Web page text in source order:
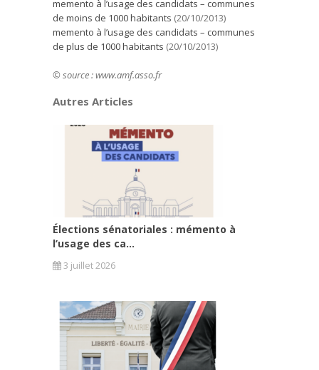
memento à l’usage des candidats – communes
de moins de 1000 habitants (20/10/2013)
memento à l’usage des candidats – communes
de plus de 1000 habitants (20/10/2013)
© source : www.amf.asso.fr
Autres Articles
Élections sénatoriales : mémento à
l’usage des ca...
3 juillet 2026